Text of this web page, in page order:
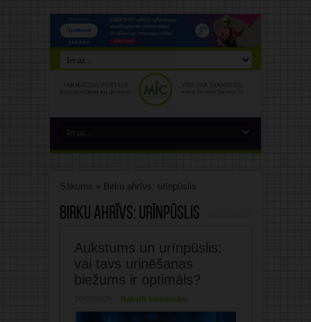
Sākums » Birku ahrīvs: urīnpūslis
Birku ahrīvs: urīnpūslis
Aukstums un urīnpūslis:
vai tavs urinēšanas
biežums ir optimāls?
Rakstīt komentāru